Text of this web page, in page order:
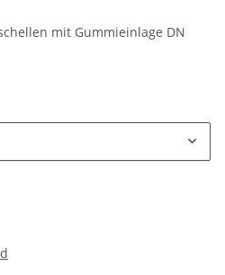
mit Gummieinlage DN